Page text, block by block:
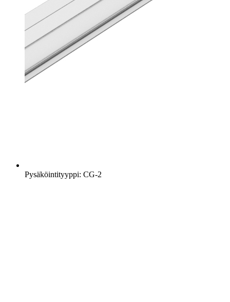
Pysäköintityyppi: CG-2